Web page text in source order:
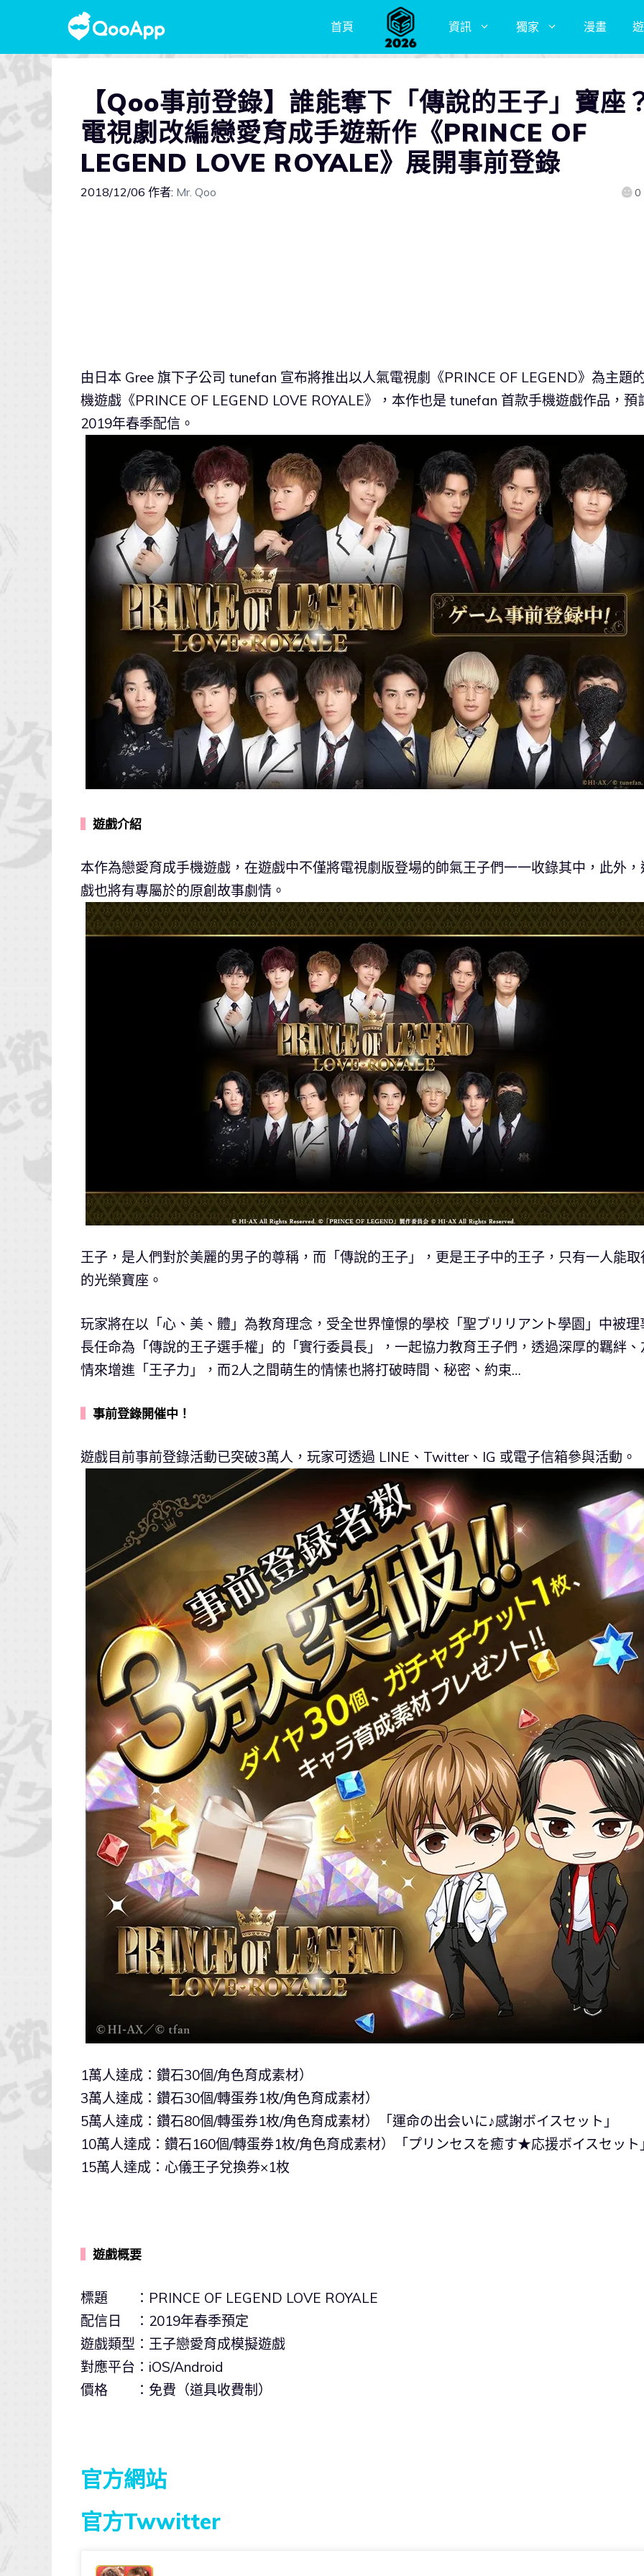
首頁 資訊 獨家 漫畫
【Qoo事前登錄】誰能奪下「傳說的王子」寶座
電視劇改編戀愛育成手遊新作《PRINCE OF
LEGEND LOVE ROYALE》展開事前登錄
2018/12/06 作者: Mr. Qoo 0
由日本 Gree 旗下子公司 tunefan 宣布將推出以人氣電視劇《PRINCE OF LEGEND》為主題
機遊戲《PRINCE OF LEGEND LOVE ROYALE》，本作也是 tunefan 首款手機遊戲作品，預
2019年春季配信。
遊戲介紹
本作為戀愛育成手機遊戲，在遊戲中不僅將電視劇版登場的帥氣王子們一一收錄其中，此外，
戲也將有專屬於的原創故事劇情。
王子，是人們對於美麗的男子的尊稱，而「傳說的王子」，更是王子中的王子，只有一人能取
的光榮寶座。
玩家將在以「心、美、體」為教育理念，受全世界憧憬的學校「聖ブリリアント學園」中被理
長任命為「傳說的王子選手權」的「實行委員長」，一起協力教育王子們，透過深厚的羈絆、
情來增進「王子力」，而2人之間萌生的情愫也將打破時間、秘密、約束…
事前登錄開催中！
遊戲目前事前登錄活動已突破3萬人，玩家可透過 LINE、Twitter、IG 或電子信箱參與活動。
1萬人達成：鑽石30個/角色育成素材）
3萬人達成：鑽石30個/轉蛋券1枚/角色育成素材）
5萬人達成：鑽石80個/轉蛋券1枚/角色育成素材）「運命の出会いに♪感謝ボイスセット」
10萬人達成：鑽石160個/轉蛋券1枚/角色育成素材）「プリンセスを癒す★応援ボイスセット
15萬人達成：心儀王子兌換券×1枚
遊戲概要
標題 ：PRINCE OF LEGEND LOVE ROYALE
配信日 ：2019年春季預定
遊戲類型：王子戀愛育成模擬遊戲
對應平台：iOS/Android
價格 ：免費（道具收費制）
官方網站
官方Twwitter